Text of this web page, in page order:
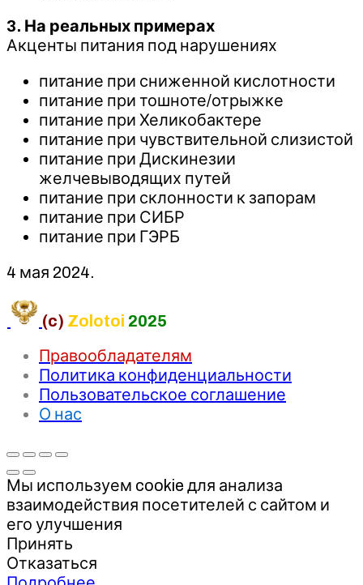
3. На реальных примерах
Акценты питания под нарушениях
питание при сниженной кислотности
питание при тошноте/отрыжке
питание при Хеликобактере
питание при чувствительной слизистой
питание при Дискинезии
желчевыводящих путей
питание при склонности к запорам
питание при СИБР
питание при ГЭРБ
4 мая 2024.
(c) Zolotoi 2025
Правообладателям
Политика конфиденциальности
Пользовательское соглашение
О нас
Мы используем cookie для анализа
взаимодействия посетителей с сайтом и
его улучшения
Принять
Отказаться